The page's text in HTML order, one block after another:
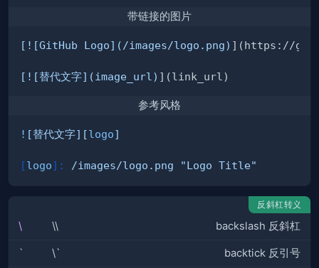
带链接的图片
[ ![GitHub Logo]( /images/logo.png)
[ ![替代文字](image_url )
参考风格
! [替代文字][logo]
[logo] : /images/logo.png "Logo Title"
反斜杠转义
\ \\ backslash 反斜杠
` \` backtick 反引号